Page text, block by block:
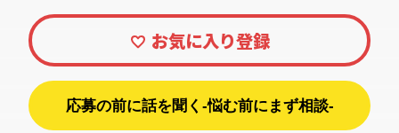
応募の前に話を聞く-悩む前にまず相談-